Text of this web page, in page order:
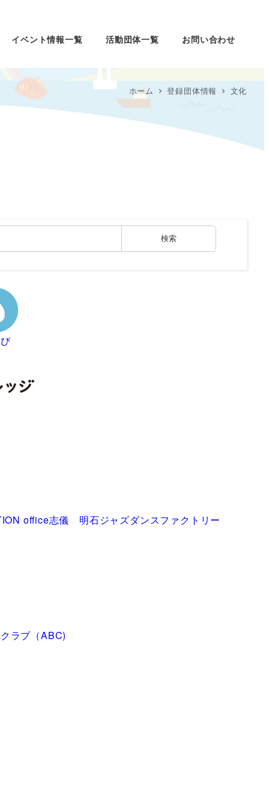
イベント情報一覧 活動団体一覧 お問い合わせ
ホーム 登録団体情報 文化
検索
office志儀 明石ジャズダンスファクトリー
ラブ（ABC)